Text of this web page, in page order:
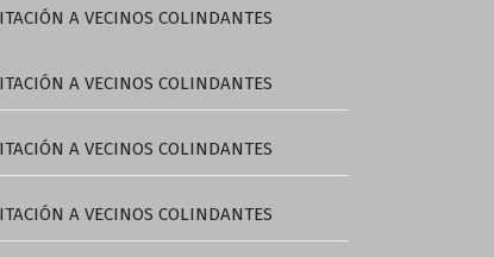
A VECINOS COLINDANTES
A VECINOS COLINDANTES
A VECINOS COLINDANTES
A VECINOS COLINDANTES